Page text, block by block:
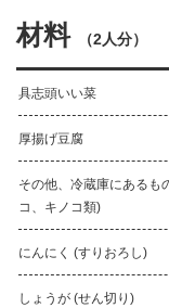
材料 （2人分）
具志頭いい菜
厚揚げ豆腐
その他、冷蔵庫にあるも
コ、キノコ類)
にんにく (すりおろし)
しょうが (せん切り)